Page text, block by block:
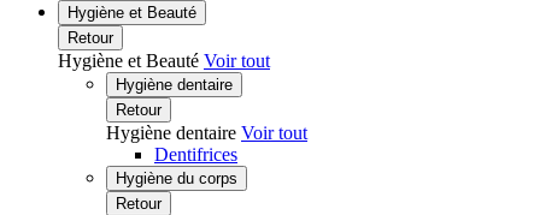
Hygiène et Beauté
Retour
Hygiène et Beauté Voir tout
Hygiène dentaire
Retour
Hygiène dentaire Voir tout
Dentifrices
Hygiène du corps
Retour